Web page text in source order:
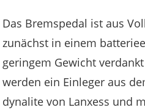
Das Bremspedal ist aus
zunächst in einem
geringem Gewicht
werden ein Einleger aus
dynalite von Lanxess und